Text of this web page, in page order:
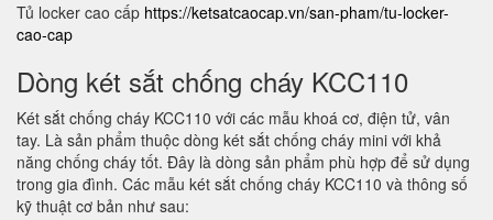
Tủ locker cao cấp https://ketsatcaocap.vn/san-pham/tu-locker-
cao-cap
Dòng két sắt chống cháy KCC110
Két sắt chống cháy KCC110 với các mẫu khoá cơ, điện tử, vân
tay. Là sản phẩm thuộc dòng két sắt chống cháy mini với khả
năng chống cháy tốt. Đây là dòng sản phẩm phù hợp để sử dụng
trong gia đình. Các mẫu két sắt chống cháy KCC110 và thông số
kỹ thuật cơ bản như sau: